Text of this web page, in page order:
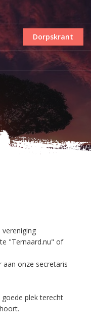
Dorpskrant
"Ternaard.nu" of
onze secretaris
plek terecht